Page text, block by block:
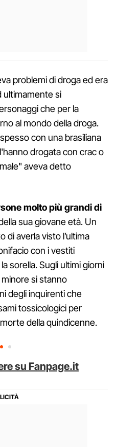
problemi di droga ed era
ultimamente si
che per la
al mondo della droga.
con una brasiliana
drogata con crac o
aveva detto
molto più grandi di
sua giovane età. Un
di averla visto l’ultima
con i vestiti
sorella. Sugli ultimi giorni
si stanno
degli inquirenti che
tossicologici per
della quindicenne.
su Fanpage.it